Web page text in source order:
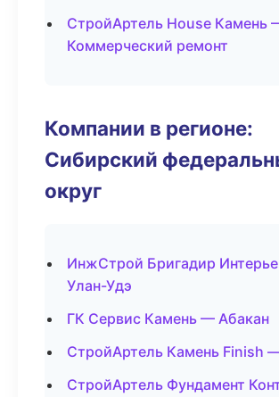
СтройАртель House Камень
Коммерческий ремонт
Компании в регионе:
Сибирский
округ
ИнжСтрой Бригадир
Улан-Удэ
ГК Сервис Камень — Абакан
СтройАртель Камень Finish
СтройАртель Фундамент